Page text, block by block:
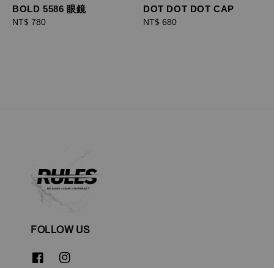
BOLD 5586 眼鏡
Regular
NT$ 780
DOT DOT DOT CAP
Regular
NT$ 680
FOLLOW US